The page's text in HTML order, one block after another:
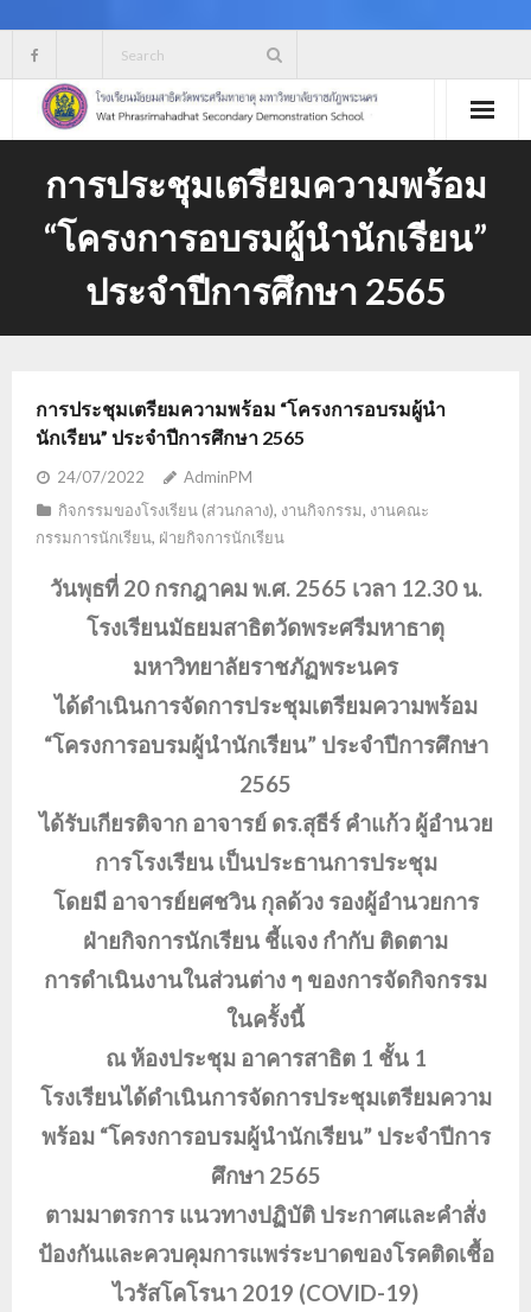
content
การประชุมเตรียมความพร้อม
“โครงการอบรมผู้นำนักเรียน”
ประจำปีการศึกษา 2565
การประชุมเตรียมความพร้อม “โครงการอบรมผู้นำ
นักเรียน” ประจำปีการศึกษา 2565
24/07/2022
AdminPM
กิจกรรมของโรงเรียน (ส่วนกลาง), งานกิจกรรม, งานคณะ
กรรมการนักเรียน, ฝ่ายกิจการนักเรียน
วันพุธที่ 20 กรกฎาคม พ.ศ. 2565 เวลา 12.30 น.
โรงเรียนมัธยมสาธิตวัดพระศรีมหาธาตุ
มหาวิทยาลัยราชภัฏพระนคร
ได้ดำเนินการจัดการประชุมเตรียมความพร้อม
“โครงการอบรมผู้นำนักเรียน” ประจำปีการศึกษา
2565
ได้รับเกียรติจาก อาจารย์ ดร.สุธีร์ คำแก้ว ผู้อำนวย
การโรงเรียน เป็นประธานการประชุม
โดยมี อาจารย์ยศชวิน กุลด้วง รองผู้อำนวยการ
ฝ่ายกิจการนักเรียน ชี้แจง กำกับ ติดตาม
การดำเนินงานในส่วนต่าง ๆ ของการจัดกิจกรรม
ในครั้งนี้
ณ ห้องประชุม อาคารสาธิต 1 ชั้น 1
โรงเรียนได้ดำเนินการจัดการประชุมเตรียมความ
พร้อม “โครงการอบรมผู้นำนักเรียน” ประจำปีการ
ศึกษา 2565
ตามมาตรการ แนวทางปฏิบัติ ประกาศและคำสั่ง
ป้องกันและควบคุมการแพร่ระบาดของโรคติดเชื้อ
ไวรัสโคโรนา 2019 (COVID-19)